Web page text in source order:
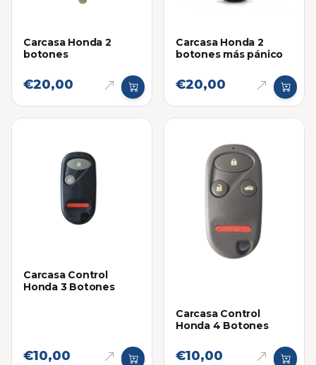
Carcasa Honda 2
botones
€20,00
Carcasa Honda 2
botones más pánico
€20,00
Carcasa Control
Honda 3 Botones
€10,00
Carcasa Control
Honda 4 Botones
€10,00